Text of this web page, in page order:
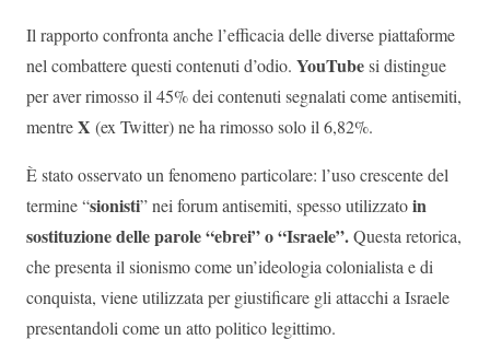
Il rapporto confronta anche l’efficacia delle diverse piattaforme
nel combattere questi contenuti d’odio. YouTubesi distingue
per aver rimosso il 45% dei contenuti segnalati come antisemiti,
mentreX (ex Twitter) ne ha rimosso solo il 6,82%.
È stato osservato un fenomeno particolare: l’uso crescente del
termine “sionisti” nei forum antisemiti, spesso utilizzatoin
sostituzione delle parole “ebrei” o “Israele”.Questa retorica,
che presenta il sionismo come un’ideologia colonialista e di
conquista, viene utilizzata per giustificare gli attacchi a Israele
presentandoli come un atto politico legittimo.